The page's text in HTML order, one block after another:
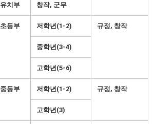
유치부 창작, 군무
초등부 저학년(1-2) 규정, 창작
중학년(3-4)
고학년(5-6)
중등부 저학년(1-2) 규정, 창작
고학년(3)